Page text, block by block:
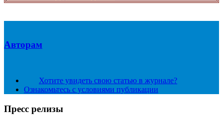
Авторам
Хотите увидеть свою статью в журнале?
Ознакомьтесь с условиями публикации
Пресс релизы